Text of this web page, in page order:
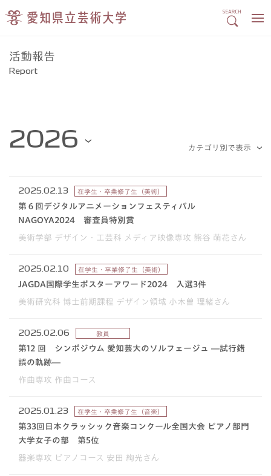
活動報告
Report
2025.02.13 在学生・卒業修了生（美術）
第６回デジタルアニメーションフェスティバル
NAGOYA2024 審査員特別賞
美術学部 デザイン・工芸科 メディア映像専攻 熊谷 萌花さん
2025.02.10 在学生・卒業修了生（美術）
JAGDA国際学生ポスターアワード2024 入選3件
美術研究科 博士前期課程 デザイン領域 小木曽 理緒さん
2025.02.06 教員
第12 回 シンポジウム 愛知芸大のソルフェージュ ―試行錯
誤の軌跡―
作曲専攻 作曲コース
2025.01.23 在学生・卒業修了生（音楽）
第33回日本クラッシック音楽コンクール全国大会 ピアノ部門
大学女子の部 第5位
器楽専攻 ピアノコース 安田 絢光さん